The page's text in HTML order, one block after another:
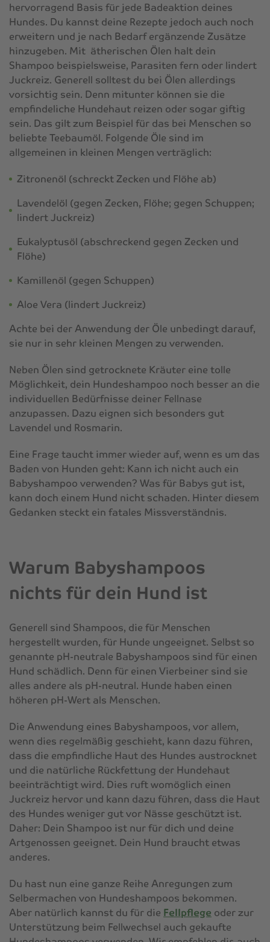
hervorragend Basis für jede Badeaktion deines
Hundes. Du kannst deine Rezepte jedoch auch noch
erweitern und je nach Bedarf ergänzende Zusätze
hinzugeben. Mit ätherischen Ölen halt dein
Shampoo beispielsweise, Parasiten fern oder lindert
Juckreiz. Generell solltest du bei Ölen allerdings
vorsichtig sein. Denn mitunter können sie die
empfindeliche Hundehaut reizen oder sogar giftig
sein. Das gilt zum Beispiel für das bei Menschen so
beliebte Teebaumöl. Folgende Öle sind im
allgemeinen in kleinen Mengen verträglich:
Zitronenöl (schreckt Zecken und Flöhe ab)
Lavendelöl (gegen Zecken, Flöhe; gegen Schuppen;
lindert Juckreiz)
Eukalyptusöl (abschreckend gegen Zecken und
Flöhe)
Kamillenöl (gegen Schuppen)
Aloe Vera (lindert Juckreiz)
Achte bei der Anwendung der Öle unbedingt darauf,
sie nur in sehr kleinen Mengen zu verwenden.
Neben Ölen sind getrocknete Kräuter eine tolle
Möglichkeit, dein Hundeshampoo noch besser an die
individuellen Bedürfnisse deiner Fellnase
anzupassen. Dazu eignen sich besonders gut
Lavendel und Rosmarin.
Eine Frage taucht immer wieder auf, wenn es um das
Baden von Hunden geht: Kann ich nicht auch ein
Babyshampoo verwenden? Was für Babys gut ist,
kann doch einem Hund nicht schaden. Hinter diesem
Gedanken steckt ein fatales Missverständnis.
Warum Babyshampoos
nichts für dein Hund ist
Generell sind Shampoos, die für Menschen
hergestellt wurden, für Hunde ungeeignet. Selbst so
genannte pH-neutrale Babyshampoos sind für einen
Hund schädlich. Denn für einen Vierbeiner sind sie
alles andere als pH-neutral. Hunde haben einen
höheren pH-Wert als Menschen.
Die Anwendung eines Babyshampoos, vor allem,
wenn dies regelmäßig geschieht, kann dazu führen,
dass die empfindliche Haut des Hundes austrocknet
und die natürliche Rückfettung der Hundehaut
beeinträchtigt wird. Dies ruft womöglich einen
Juckreiz hervor und kann dazu führen, dass die Haut
des Hundes weniger gut vor Nässe geschützt ist.
Daher: Dein Shampoo ist nur für dich und deine
Artgenossen geeignet. Dein Hund braucht etwas
anderes.
Du hast nun eine ganze Reihe Anregungen zum
Selbermachen von Hundeshampoos bekommen.
Aber natürlich kannst du für die Fellpflege oder zur
Unterstützung beim Fellwechsel auch gekaufte